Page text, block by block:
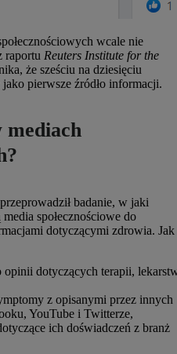
wcale nie
raportu Reuters Institute for the
że sześciu na dziesięciu
pierwsze źródło informacji.
mediach
badanie, w jaki
społecznościowe do
dotyczącymi zdrowia. Jak
opinii dotyczących terapii,
z opisanymi przez innych
YouTube i Twitterze,
ich doświadczeń z branż